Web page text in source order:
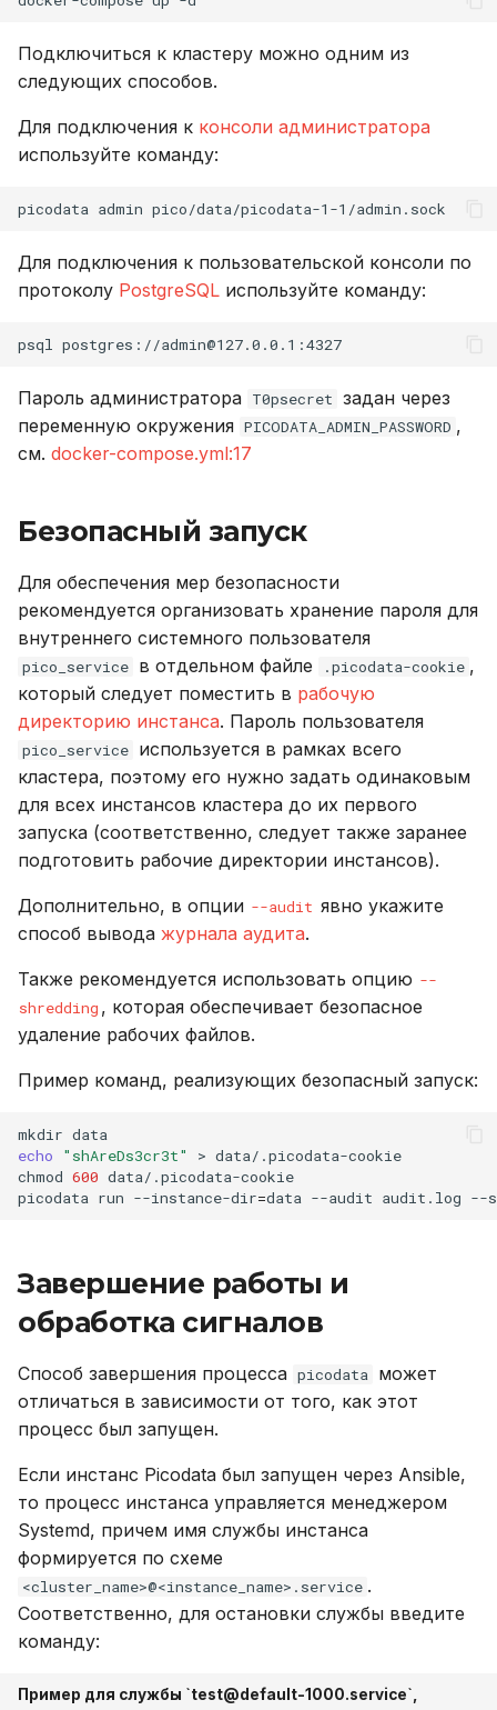
Подключиться к кластеру можно одним из
следующих способов.
Для подключения к консоли администратора
используйте команду:
picodata admin
Для подключения к пользовательской консоли по
протоколу PostgreSQL используйте команду:
psql
Пароль администратора T0psecret задан через
переменную окружения PICODATA_ADMIN_PASSWORD ,
см. docker-compose.yml:17
Безопасный запуск
Для обеспечения мер безопасности
рекомендуется организовать хранение пароля для
внутреннего системного пользователя
pico_service в отдельном файле .picodata-cookie ,
который следует поместить в рабочую
директорию инстанса. Пароль пользователя
pico_service используется в рамках всего
кластера, поэтому его нужно задать одинаковым
для всех инстансов кластера до их первого
запуска (соответственно, следует также заранее
подготовить рабочие директории инстансов).
Дополнительно, в опции --audit явно укажите
способ вывода журнала аудита.
Также рекомендуется использовать опцию --
shredding , которая обеспечивает безопасное
удаление рабочих файлов.
Пример команд, реализующих безопасный запуск:
mkdir
echo
"shAreDs3cr3t" > data/.picodata-cookie
chmod 600 data/.picodata-cookie
picodata run --instance-dir=data --audit audit.log
Завершение работы и
обработка сигналов
Способ завершения процесса picodata может
отличаться в зависимости от того, как этот
процесс был запущен.
Если инстанс Picodata был запущен через Ansible,
то процесс инстанса управляется менеджером
Systemd, причем имя службы инстанса
формируется по схеме
<cluster_name>@<instance_name>.service .
Соответственно, для остановки службы введите
команду:
Пример для службы `test@default-1000.service`,